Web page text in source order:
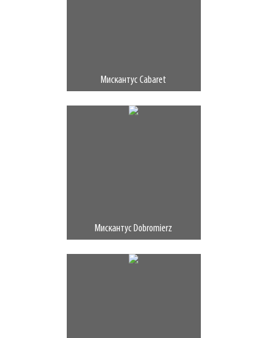
Мискантус Cabaret
Мискантус Dobromierz